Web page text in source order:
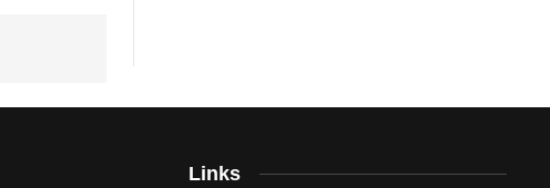
Links